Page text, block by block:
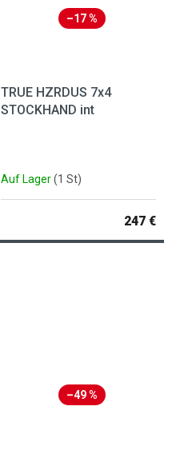
–17 %
TRUE HZRDUS 7x4
STOCKHAND int
Auf Lager(1 St)
247 €
–49 %